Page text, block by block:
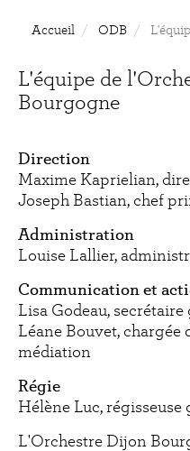
Accueil ODB
L'équipe de
Bourgogne
Direction
Maxime Kaprielian,
Joseph Bastian, chef
Administration
Louise Lallier,
Communication et
Lisa Godeau, secrétaire
Léane Bouvet, chargée
médiation
Régie
Hélène Luc, régisseuse
L'Orchestre Dijon